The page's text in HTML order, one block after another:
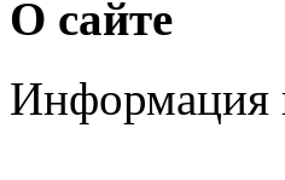
О сайте
Информация